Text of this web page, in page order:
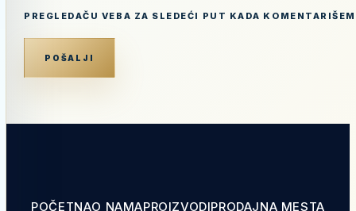
PREGLEDAČU VEBA ZA SLEDEĆI PUT KADA
POČETNAO NAMAPROIZVODIPRODAJNA MESTA